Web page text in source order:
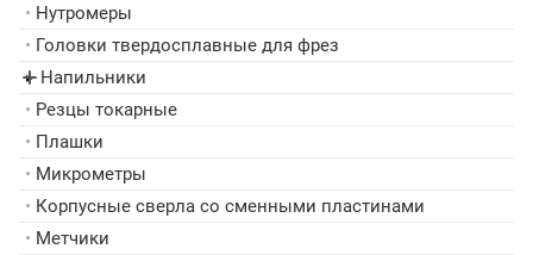
• Нутромеры
• Головки твердосплавные для фрез
▸ Напильники
• Резцы токарные
• Плашки
• Микрометры
• Корпусные сверла со сменными пластинами
• Метчики